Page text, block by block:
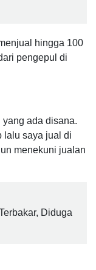
hingga 100
pengepul di
ada disana.
lalu saya jual di
menekuni jualan
Diduga